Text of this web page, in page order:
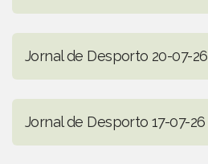
Jornal de Desporto 20-07-26
Jornal de Desporto 17-07-26